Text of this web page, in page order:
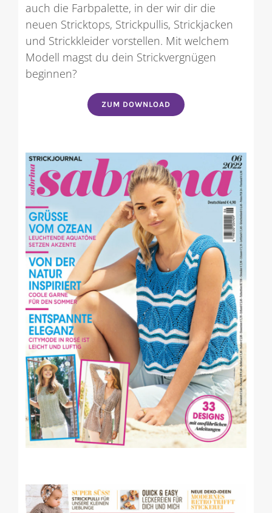
auch die Farbpalette, in der wir dir die
neuen Stricktops, Strickpullis, Strickjacken
und Strickkleider vorstellen. Mit welchem
Modell magst du dein Strickvergnügen
beginnen?
ZUM DOWNLOAD